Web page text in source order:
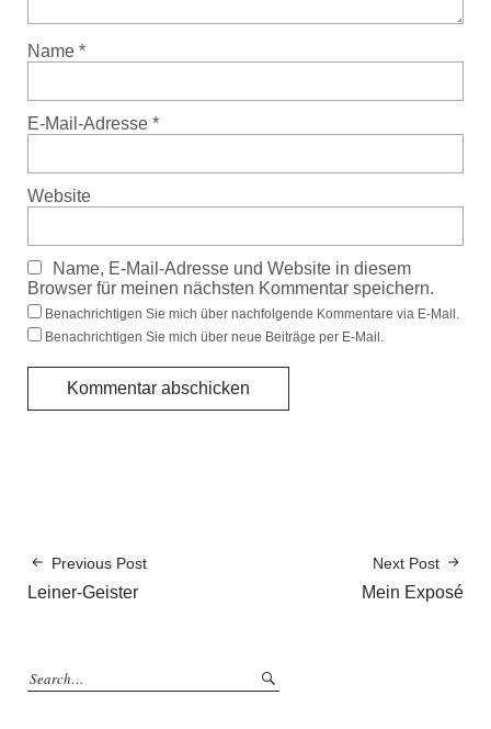
Name *
E-Mail-Adresse *
Website
Name, E-Mail-Adresse und Website in diesem
Browser für meinen nächsten Kommentar speichern.
Benachrichtigen Sie mich über nachfolgende Kommentare via E-Mail.
Benachrichtigen Sie mich über neue Beiträge per E-Mail.
Previous Post
Leiner-Geister
Next Post
Mein Exposé